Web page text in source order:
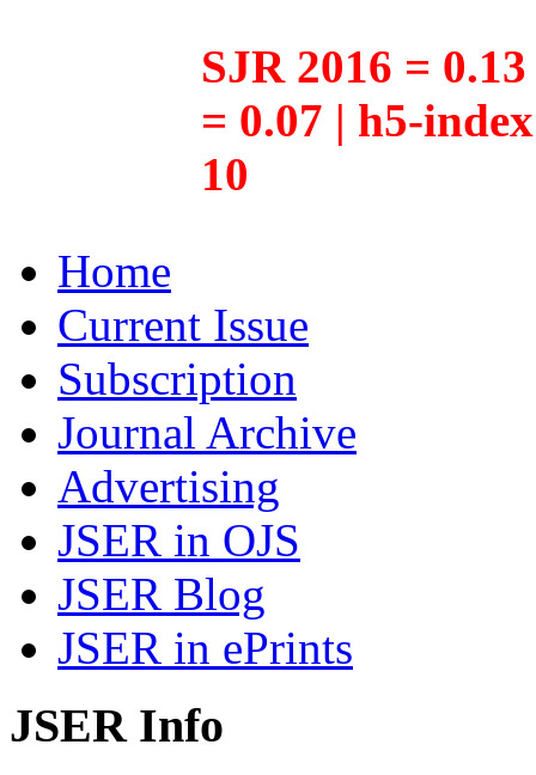
SJR 2016 =
= 0.07 | h5-
10
Home
Current Issue
Subscription
Journal Archive
Advertising
JSER in OJS
JSER Blog
JSER in ePrints
JSER Info